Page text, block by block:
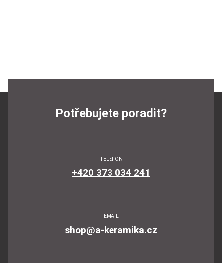
Potřebujete poradit?
TELEFON
+420 373 034 241
EMAIL
shop@a-keramika.cz